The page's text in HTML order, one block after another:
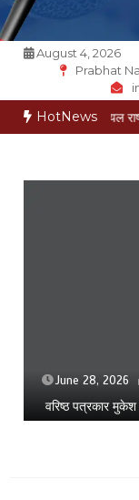
August 4, 2026
Prabhat
HotNews
गोयल राष्ट्रीय गौरव
June 28, 2026
वरिष्ठ पत्रकार मुकेश